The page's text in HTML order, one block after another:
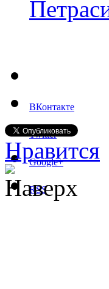
ВКонтакте
Twitter
Google+
RSS
Нравится
Наверх